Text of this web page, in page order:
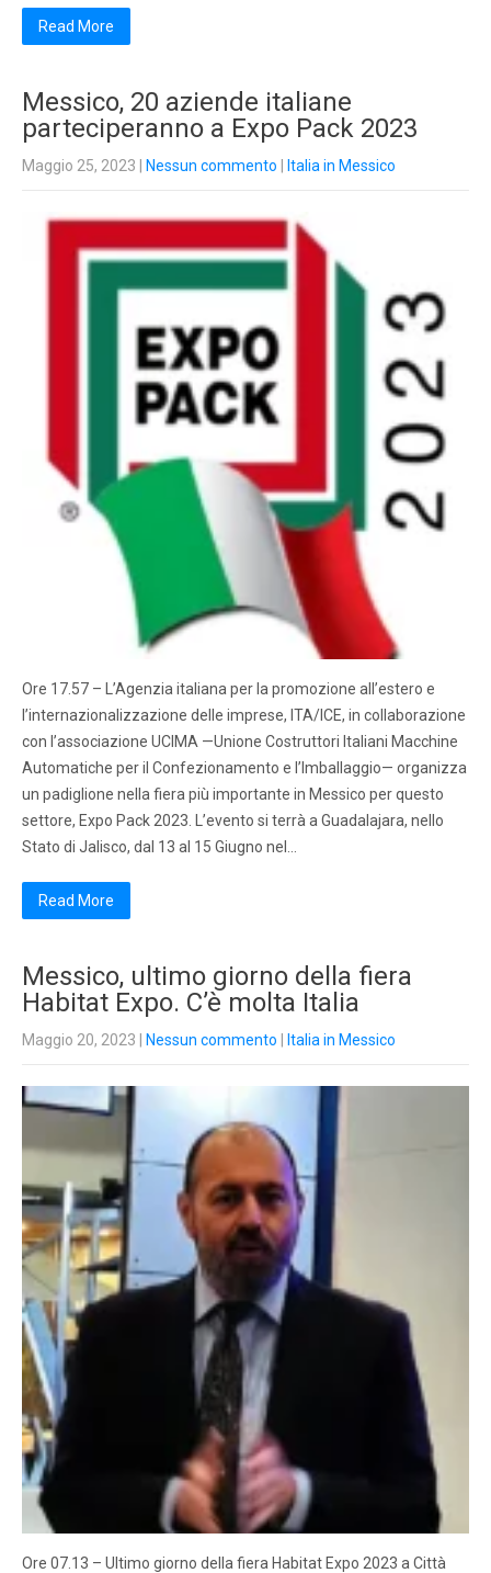
Read More
Messico, 20 aziende italiane
parteciperanno a Expo Pack 2023
Maggio 25, 2023 Nessun commento Italia in Messico
Ore 17.57 – L’Agenzia italiana per la promozione all’estero e
l’internazionalizzazione delle imprese, ITA/ICE, in collaborazione
con l’associazione UCIMA —Unione Costruttori Italiani Macchine
Automatiche per il Confezionamento e l’Imballaggio— organizza
un padiglione nella fiera più importante in Messico per questo
settore, Expo Pack 2023. L’evento si terrà a Guadalajara, nello
Stato di Jalisco, dal 13 al 15 Giugno nel…
Read More
Messico, ultimo giorno della fiera
Habitat Expo. C’è molta Italia
Maggio 20, 2023 Nessun commento Italia in Messico
Ore 07.13 – Ultimo giorno della fiera Habitat Expo 2023 a Città